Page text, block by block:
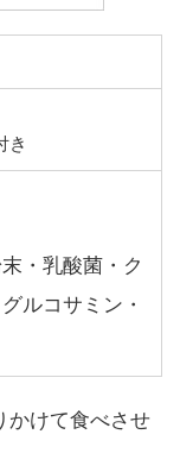
き
・乳酸菌・ク
ルコサミン・
かけて食べさせ